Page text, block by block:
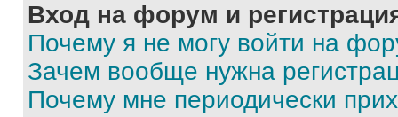
Вход на форум и
Почему я не могу войти на
Зачем вообще нужна
Почему мне периодически